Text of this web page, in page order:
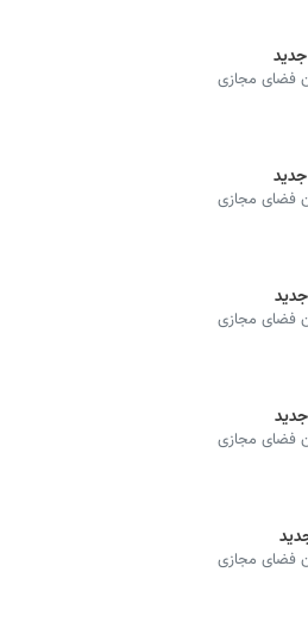
فضای مجازی
فضای مجازی
فضای مجازی
فضای مجازی
فضای مجازی